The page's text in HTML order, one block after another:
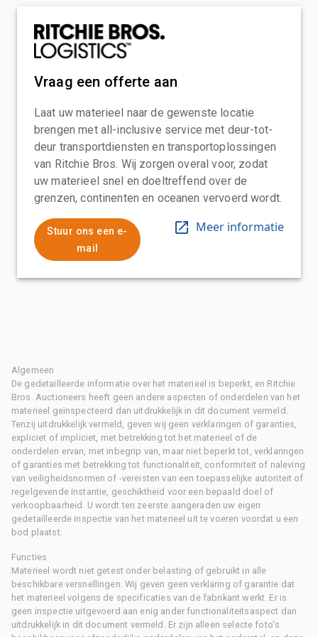
Vraag een offerte aan
Laat uw materieel naar de gewenste locatie
brengen met all-inclusive service met deur-tot-
deur transportdiensten en transportoplossingen
van Ritchie Bros. Wij zorgen overal voor, zodat
uw materieel snel en doeltreffend over de
grenzen, continenten en oceanen vervoerd wordt.
Stuur ons een e-
mail
Meer informatie
Algemeen
De gedetailleerde informatie over het materieel is beperkt, en Ritchie
Bros. Auctioneers heeft geen andere aspecten of onderdelen van het
materieel geïnspecteerd dan uitdrukkelijk in dit document vermeld.
Tenzij uitdrukkelijk vermeld, geven wij geen verklaringen of garanties,
expliciet of impliciet, met betrekking tot het materieel of de
onderdelen ervan, met inbegrip van, maar niet beperkt tot, verklaringen
of garanties met betrekking tot functionaliteit, conformiteit of naleving
van veiligheidsnormen of -vereisten van een toepasselijke autoriteit of
regelgevende instantie, geschiktheid voor een bepaald doel of
verkoopbaarheid. U wordt ten zeerste aangeraden uw eigen
gedetailleerde inspectie van het materieel uit te voeren voordat u een
bod plaatst.
Functies
Materieel wordt niet getest onder belasting of gebruikt in alle
beschikbare versnellingen. Wij geven geen verklaring of garantie dat
het materieel volgens de specificaties van de fabrikant werkt. Er is
geen inspectie uitgevoerd aan enig ander functionaliteitsaspect dan
uitdrukkelijk in dit document vermeld. Er zijn alleen selecte foto's